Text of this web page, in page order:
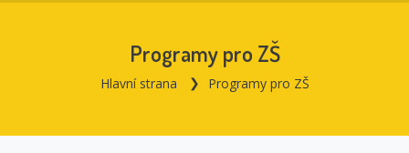
Programy pro ZŠ
Hlavní strana Programy pro ZŠ